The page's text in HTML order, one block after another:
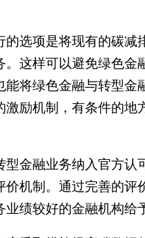
选项是将现有的碳减
。这样可以避免绿色金
将绿色金融与转型金
励机制，有条件的地
金融业务纳入官方认
价机制。通过完善的评
绩较好的金融机构给